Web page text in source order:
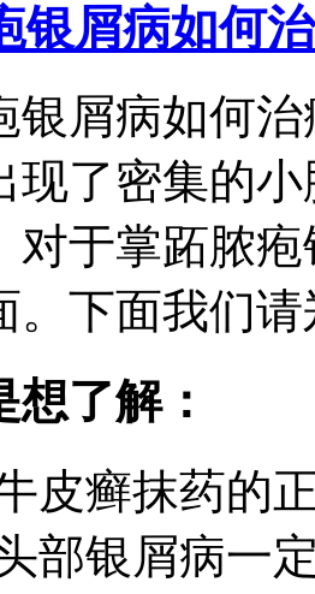
银屑病如何治
银屑病如何
现了密集的
对于掌跖脓
。下面我们
了解：
皮癣抹药的
部银屑病一